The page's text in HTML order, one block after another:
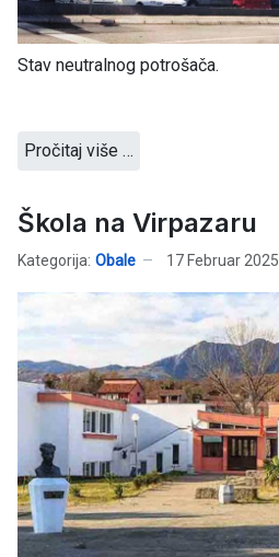
Stav neutralnog potrošača.
Pročitaj više …
Škola na Virpazaru
Kategorija: Obale 17 Februar 2025